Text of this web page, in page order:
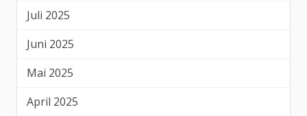
Juli 2025
Juni 2025
Mai 2025
April 2025